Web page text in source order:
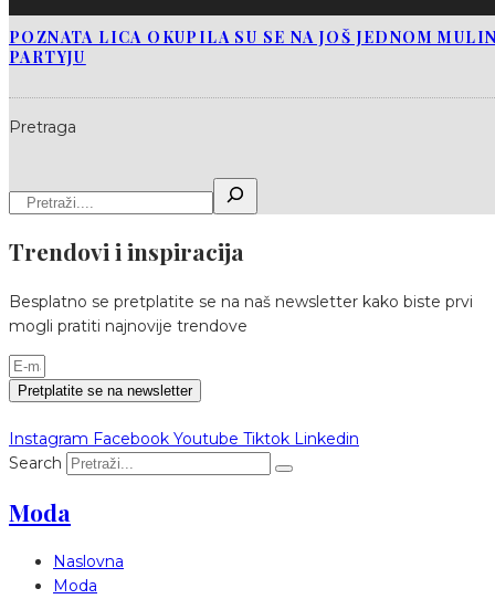
POZNATA LICA OKUPILA SU SE NA JOŠ JEDNOM
PARTYJU
Pretraga
Trendovi i inspiracija
Besplatno se pretplatite se na naš newsletter kako biste prvi
mogli pratiti najnovije trendove
Pretplatite se na newsletter
Instagram Facebook Youtube Tiktok Linkedin
Search
Moda
Naslovna
Moda